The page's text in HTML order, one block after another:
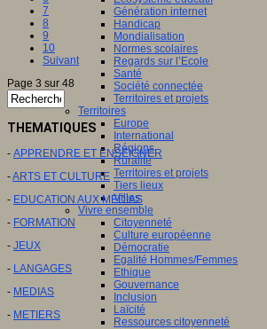
Génération internet
Handicap
Mondialisation
Normes scolaires
Regards sur l’Ecole
Santé
Société connectée
Territoires et projets
Territoires
Europe
International
Régions
Ruralité
Territoires et projets
Tiers lieux
Villes
Vivre ensemble
Citoyenneté
Culture européenne
Démocratie
Egalité Hommes/Femmes
Ethique
Gouvernance
Inclusion
Laïcité
Ressources citoyenneté
7
8
9
10
Suivant
Page 3 sur 48
THEMATIQUES
- APPRENDRE ET ENSEIGNER
-ARTS ET CULTURE
- EDUCATION AUX MEDIAS
- FORMATION
- JEUX
- LANGAGES
- MEDIAS
- METIERS